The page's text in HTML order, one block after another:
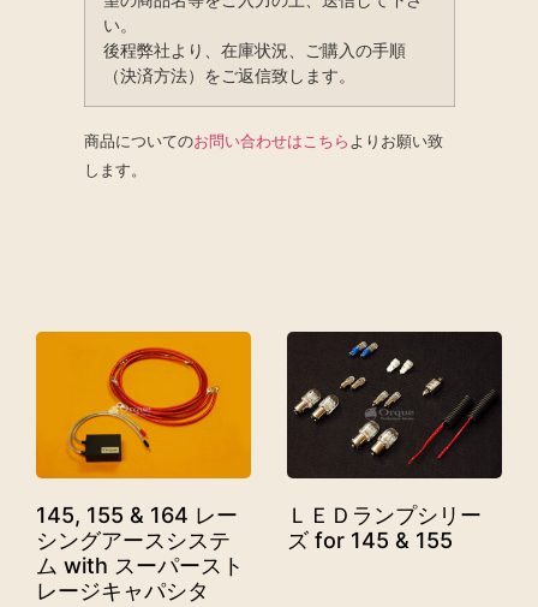
い。
後程弊社より、在庫状況、ご購入の手順
（決済方法）をご返信致します。
商品についてのお問い合わせはこちら よりお願い致
します。
145, 155 & 164 レー
シングアースシステ
ム with スーパースト
レージキャパシタ
ＬＥＤランプシリー
ズ for 145 & 155